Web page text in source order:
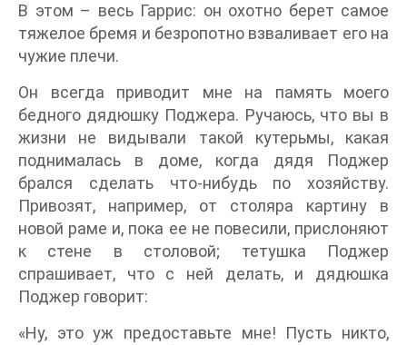
В этом – весь Гаррис: он охотно берет самое
тяжелое бремя и безропотно взваливает его на
чужие плечи.
Он всегда приводит мне на память моего
бедного дядюшку Поджера. Ручаюсь, что вы в
жизни не видывали такой кутерьмы, какая
поднималась в доме, когда дядя Поджер
брался сделать что-нибудь по хозяйству.
Привозят, например, от столяра картину в
новой раме и, пока ее не повесили, прислоняют
к стене в столовой; тетушка Поджер
спрашивает, что с ней делать, и дядюшка
Поджер говорит:
«Ну, это уж предоставьте мне! Пусть никто,